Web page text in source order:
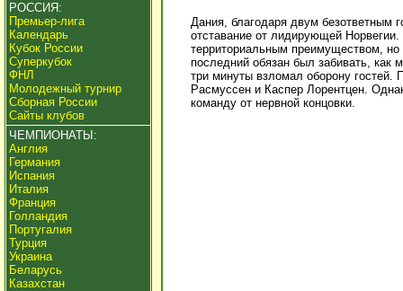
РОССИЯ:
Премьер-лига
Календарь
Кубок России
Суперкубок
ФНЛ
Молодежный турнир
Сборная России
Сайты клубов
ЧЕМПИОНАТЫ:
Англия
Германия
Испания
Италия
Франция
Голландия
Португалия
Турция
Украина
Беларусь
Казахстан
Дания, благодаря двум безответным
отставание от лидирующей
территориальным преимуществом,
последний обязан был забивать,
три минуты взломал оборону гостей.
Расмуссен и Каспер Лорентцен.
команду от нервной концовки.